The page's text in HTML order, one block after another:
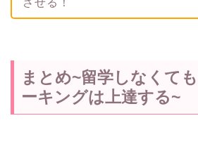
させる！
まとめ~留学しなくて
ーキングは上達する~